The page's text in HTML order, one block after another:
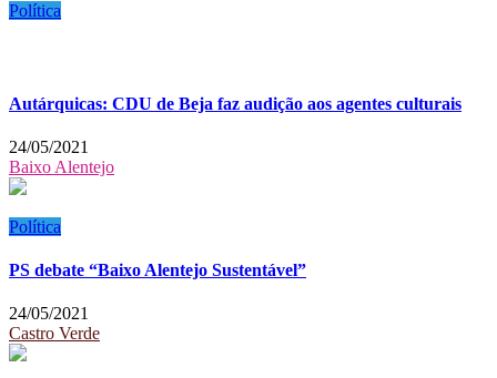
Política
Autárquicas: CDU de Beja faz audição aos agentes culturais
24/05/2021
Baixo Alentejo
Política
PS debate “Baixo Alentejo Sustentável”
24/05/2021
Castro Verde